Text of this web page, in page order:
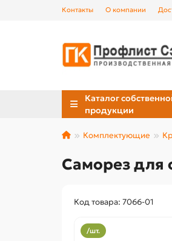
Контакты О компании
Каталог
продукции
Комплектующие
Саморез для
Код товара: 7066-01
/шт.